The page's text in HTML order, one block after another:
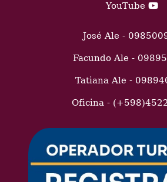
YouTube
José Ale -
Facundo Ale -
Tatiana Ale -
Oficina -